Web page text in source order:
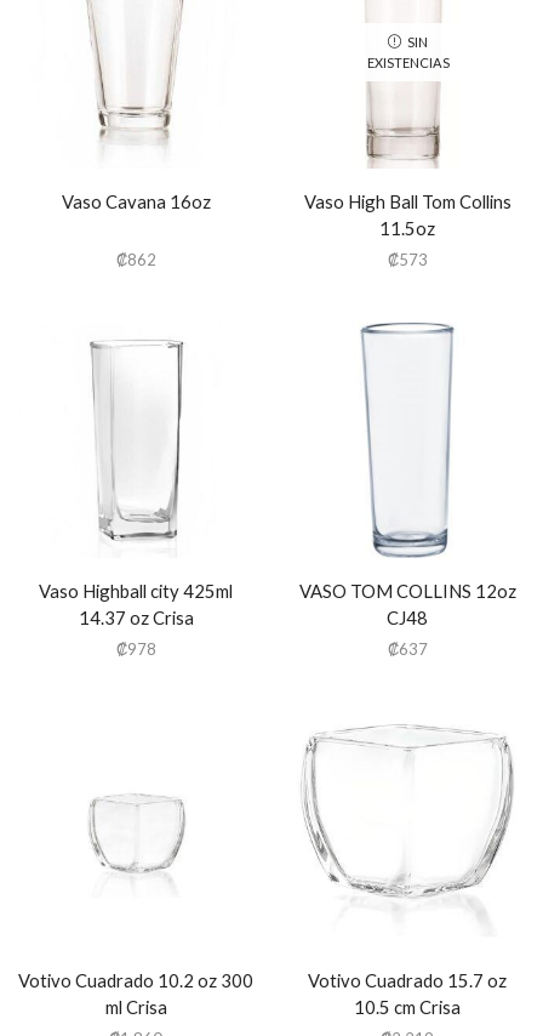
Vaso Cavana 16oz
₡862
SIN
EXISTENCIAS
Vaso High Ball Tom Collins
11.5oz
₡573
Vaso Highball city 425ml
14.37 oz Crisa
₡978
VASO TOM COLLINS 12oz
CJ48
₡637
Votivo Cuadrado 10.2 oz 300
ml Crisa
Votivo Cuadrado 15.7 oz
10.5 cm Crisa